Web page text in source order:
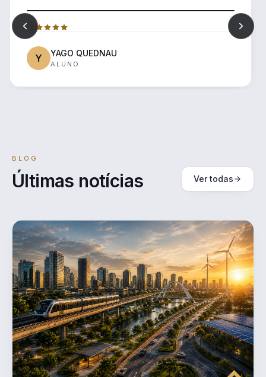
Y YAGO QUEDNAU
ALUNO
BLOG
Últimas notícias Ver todas